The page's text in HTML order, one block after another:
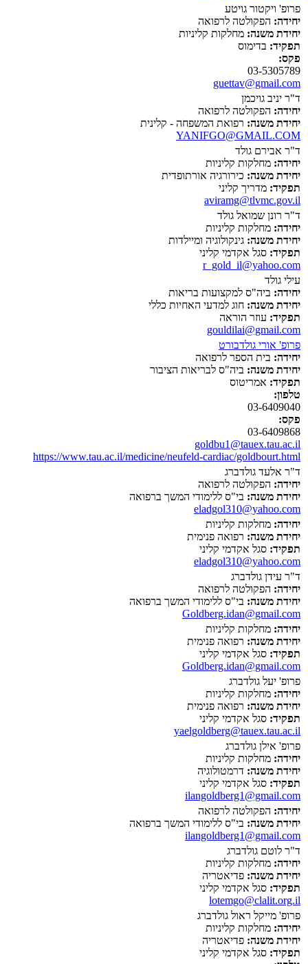
פרופ' ויקטור גויטע
יחידה: הפקולטה לרפואה
יחידת משנה: מחלקות קליניות
תפקיד: בדימוס
פקס:
03-5305789
guettav@gmail.com
ד"ר יניב גויכמן
יחידה: הפקולטה לרפואה
יחידת משנה: רפואת המשפחה - קלינית
YANIFGO@GMAIL.COM
ד"ר אבירם גולד
יחידה: מחלקות קליניות
יחידת משנה: כירורגיה אורתופדית
תפקיד: מדריך קליני
aviramg@tlvmc.gov.il
ד"ר רונן שמואל גולד
יחידה: מחלקות קליניות
יחידת משנה: גינקולוגיה ומיילדות
תפקיד: סגל אקדמי קליני
r_gold_il@yahoo.com
עילי גולד
יחידה: ביה"ס למקצועות בריאות
יחידת משנה: חוג למדעי האחיות כללי
תפקיד: עוזר הוראה
gouldilai@gmail.com
פרופ' אורי גולדבורט
יחידה: בית הספר לרפואה
יחידת משנה: ביה"ס לבריאות הציבור
תפקיד: אמריטוס
טלפון:
03-6409040
פקס:
03-6409868
goldbu1@tauex.tau.ac.il
https://www.tau.ac.il/medicine/neufeld-cardiac/goldbourt.html
ד"ר אלעד גולדברג
יחידה: הפקולטה לרפואה
יחידת משנה: בי"ס ללימודי המשך ברפואה
eladgol310@yahoo.com
יחידה: מחלקות קליניות
יחידת משנה: רפואה פנימית
תפקיד: סגל אקדמי קליני
eladgol310@yahoo.com
ד"ר עידן גולדברג
יחידה: הפקולטה לרפואה
יחידת משנה: בי"ס ללימודי המשך ברפואה
Goldberg.idan@gmail.com
יחידה: מחלקות קליניות
יחידת משנה: רפואה פנימית
תפקיד: סגל אקדמי קליני
Goldberg.idan@gmail.com
פרופ' יעל גולדברג
יחידה: מחלקות קליניות
יחידת משנה: רפואה פנימית
תפקיד: סגל אקדמי קליני
yaelgoldberg@tauex.tau.ac.il
פרופ' אילן גולדברג
יחידה: מחלקות קליניות
יחידת משנה: דרמטולוגיה
תפקיד: סגל אקדמי קליני
ilangoldberg1@gmail.com
יחידה: הפקולטה לרפואה
יחידת משנה: בי"ס ללימודי המשך ברפואה
ilangoldberg1@gmail.com
ד"ר לוטם גולדברג
יחידה: מחלקות קליניות
יחידת משנה: פדיאטריה
תפקיד: סגל אקדמי קליני
lotemgo@clalit.org.il
פרופ' מייקל ראול גולדברג
יחידה: מחלקות קליניות
יחידת משנה: פדיאטריה
תפקיד: סגל אקדמי קליני